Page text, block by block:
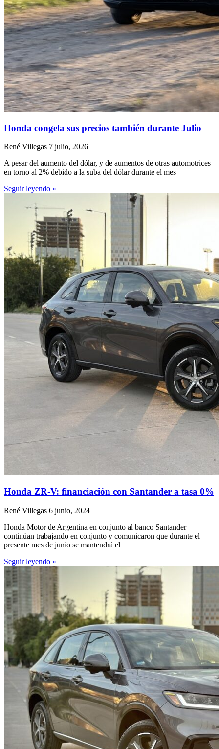
Honda congela sus precios también durante Julio
René Villegas 7 julio, 2026
A pesar del aumento del dólar, y de aumentos de otras automotrices
en torno al 2% debido a la suba del dólar durante el mes
Seguir leyendo »
Honda ZR-V: financiación con Santander a tasa 0%
René Villegas 6 junio, 2024
Honda Motor de Argentina en conjunto al banco Santander
continúan trabajando en conjunto y comunicaron que durante el
presente mes de junio se mantendrá el
Seguir leyendo »